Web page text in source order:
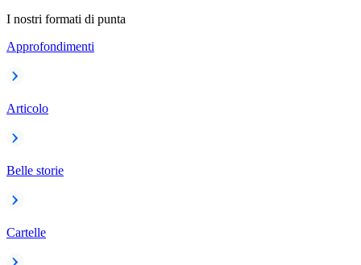
I nostri formati di punta
Approfondimenti
Articolo
Belle storie
Cartelle